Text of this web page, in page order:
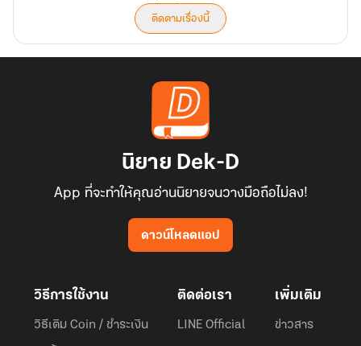
ติดตามเรื่องนี้
นิยาย Dek-D
App ที่จะทำให้คุณอ่านนิยายจนวางมือถือไม่ลง!
ดาวน์โหลดแอป
วิธีการใช้งาน
วิธีเติม Coin / ชำระเงิน
ติดต่อเรา
LINE Official
เพิ่มเติม
ข่าวสาร